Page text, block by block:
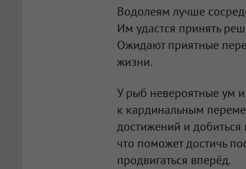
Водолеям лучше
Им удастся принять
Ожидают приятные
жизни.
У рыб невероятные ум и
к кардинальным
достижений и
что поможет достичь
продвигаться вперёд.